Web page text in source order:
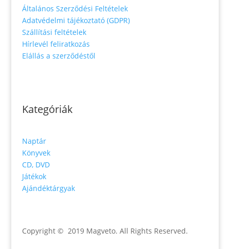
Általános Szerződési Feltételek
Adatvédelmi tájékoztató (GDPR)
Szállítási feltételek
Hírlevél feliratkozás
Elállás a szerződéstől
Kategóriák
Naptár
Könyvek
CD, DVD
Játékok
Ajándéktárgyak
Copyright © 2019 Magveto. All Rights Reserved.